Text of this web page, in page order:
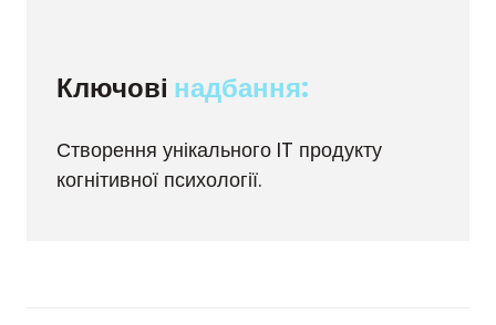
Ключові надбання:
Створення унікального IT продукту
когнітивної психології.